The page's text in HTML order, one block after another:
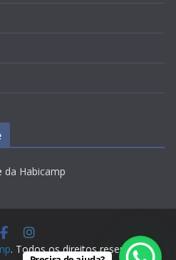
da Habicamp
. Todos os direitos reservados.